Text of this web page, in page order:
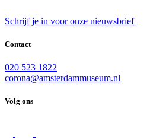
Schrijf je in voor onze nieuwsbrief
Contact
020 523 1822
corona@amsterdammuseum.nl
Volg ons